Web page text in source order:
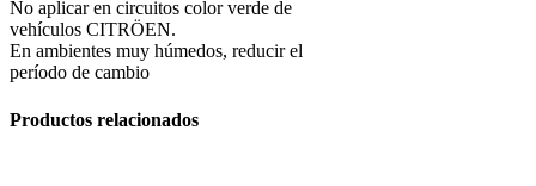
No aplicar en circuitos color verde de
vehículos CITRÖEN.
En ambientes muy húmedos, reducir el
período de cambio
Productos relacionados